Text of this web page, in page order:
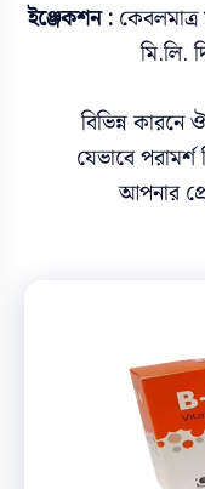
ইঞ্জেকশন :
মি.লি.
বিভিন্ন কারনে
যেভাবে
আপনার